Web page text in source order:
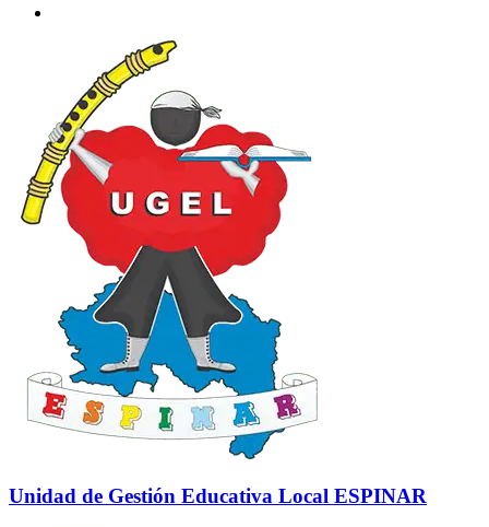
Unidad de Gestión Educativa Local ESPINAR